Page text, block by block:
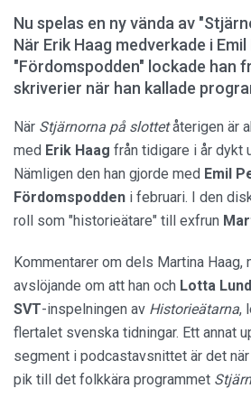
Nu spelas en ny vända av
När Erik Haag medverkade i
"Fördomspodden" lockade han
skriverier när han kallade
När Stjärnorna på slottetåterigen är
med Erik Haag från tidigare i år dykt
Nämligen den han gjorde med Emil
Fördomspodden i februari. I den
roll som "historieätare" till exfrun
Kommentarer om dels Martina
avslöjande om att han och Lotta
SVT-inspelningen av Historieätarna,
flertalet svenska tidningar. Ett annat
segment i podcastavsnittet är det
pik till det folkkära programmet